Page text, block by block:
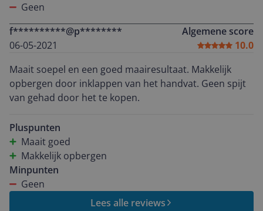
Geen
f**********@p********
06-05-2021
Algemene score
10.0
Maait soepel en een goed maairesultaat. Makkelijk
opbergen door inklappen van het handvat. Geen spijt
van gehad door het te kopen.
Pluspunten
Maait goed
Makkelijk opbergen
Minpunten
Geen
Lees alle reviews